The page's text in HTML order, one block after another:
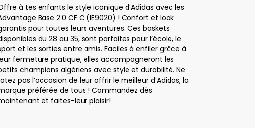
à tes enfants le style iconique d’Adidas avec les
Base 2.0 CF C (IE9020) ! Confort et look
pour toutes leurs aventures. Ces baskets,
du 28 au 35, sont parfaites pour l’école, le
et les sorties entre amis. Faciles à enfiler grâce à
fermeture pratique, elles accompagneront les
champions algériens avec style et durabilité. Ne
pas l’occasion de leur offrir le meilleur d’Adidas, la
préférée de tous ! Commandez dès
et faites-leur plaisir!